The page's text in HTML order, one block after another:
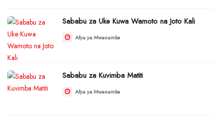
Sababu za Uke Kuwa Wamoto na Joto Kali
Afya ya Mwanamke
Sababu za Kuvimba Matiti
Afya ya Mwanamke